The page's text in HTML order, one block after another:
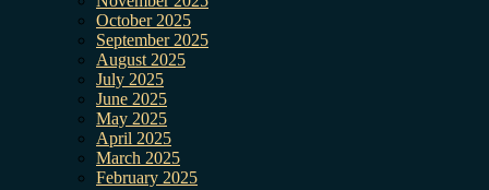
October 2025
September 2025
August 2025
July 2025
June 2025
May 2025
April 2025
March 2025
February 2025